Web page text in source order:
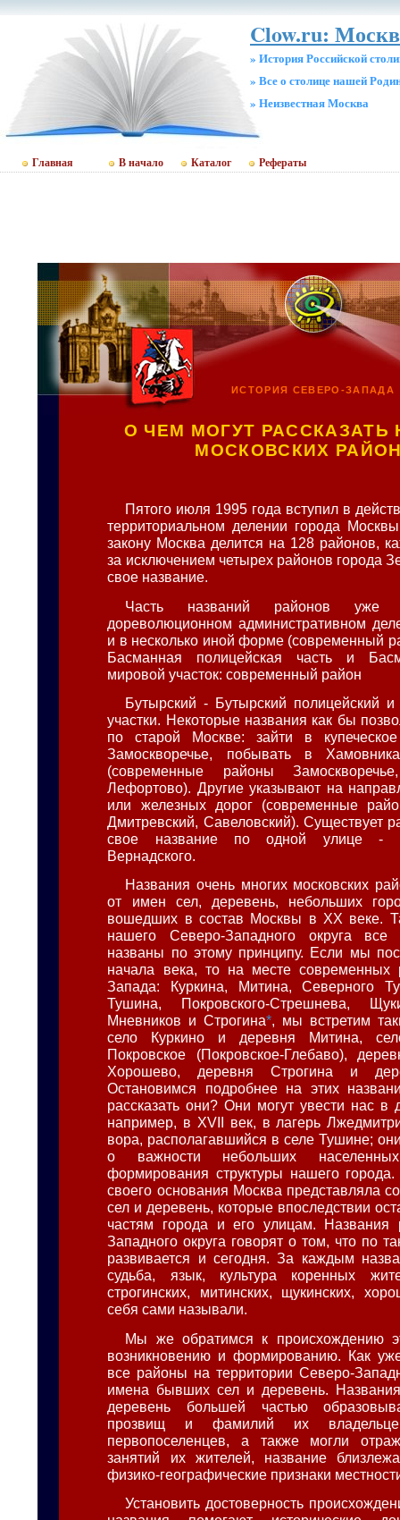
Clow.ru:
» История Российской
» Все о столице нашей
» Неизвестная Москва
Главная В начало Каталог Рефераты
ИСТОРИЯ СЕВЕРО-ЗАПАДА
О ЧЕМ МОГУТ РАССКАЗАТЬ
МОСКОВСКИХ
Пятого июля 1995 года вступил в
территориальном делении города
закону Москва делится на 128 районов,
за исключением четырех районов города
свое название.
Часть названий районов уже
дореволюционном административном
и в несколько иной форме (современный
Басманная полицейская часть и
мировой участок: современный район
Бутырский - Бутырский полицейский и
участки. Некоторые названия как бы
по старой Москве: зайти в купеческое
Замоскворечье, побывать в
(современные районы
Лефортово). Другие указывают на
или железных дорог (современные
Дмитревский, Савеловский). Существует
свое название по одной улице -
Вернадского.
Названия очень многих московских
от имен сел, деревень, небольших
вошедших в состав Москвы в XX веке.
нашего Северо-Западного округа все
названы по этому принципу. Если мы
начала века, то на месте современных
Запада: Куркина, Митина, Северного
Тушина, Покровского-Стрешнева,
Мневников и Строгина*, мы встретим
село Куркино и деревня Митина,
Покровское (Покровское-Глебаво),
Хорошево, деревня Строгина и
Остановимся подробнее на этих
рассказать они? Они могут увести нас в
например, в XVII век, в лагерь
вора, располагавшийся в селе Тушине;
о важности небольших
формирования структуры нашего
своего основания Москва представляла
сел и деревень, которые впоследствии
частям города и его улицам. Названия
Западного округа говорят о том, что по
развивается и сегодня. За каждым
судьба, язык, культура коренных
строгинских, митинских, щукинских,
себя сами называли.
Мы же обратимся к происхождению
возникновению и формированию. Как
все районы на территории Северо-
имена бывших сел и деревень.
деревень большей частью
прозвищ и фамилий их
первопоселенцев, а также могли
занятий их жителей, название
физико-географические признаки
Установить достоверность